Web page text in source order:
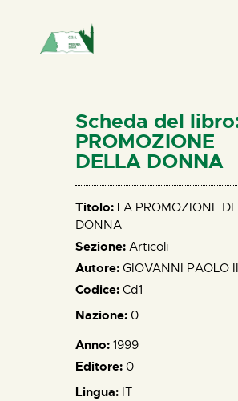
HOME
CHI SIAMO
NEWS
PERCORSI
ELISA
CONTATTI
Scheda del
PROMOZIONE
DELLA DONNA
Titolo: LA PROMOZIONE
DONNA
Sezione: Articoli
Autore: GIOVANNI PAOLO II
Codice: Cd1
Nazione: 0
Anno: 1999
Editore: 0
Lingua: IT